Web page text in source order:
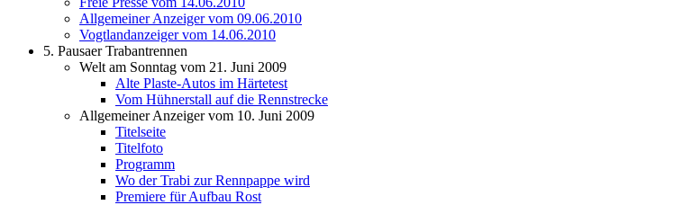
Allgemeiner Anzeiger vom 09.06.2010
Vogtlandanzeiger vom 14.06.2010
5. Pausaer Trabantrennen
Welt am Sonntag vom 21. Juni 2009
Alte Plaste-Autos im Härtetest
Vom Hühnerstall auf die Rennstrecke
Allgemeiner Anzeiger vom 10. Juni 2009
Titelseite
Titelfoto
Programm
Wo der Trabi zur Rennpappe wird
Premiere für Aufbau Rost